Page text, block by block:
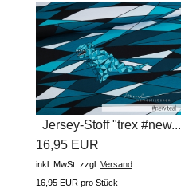
Jersey-Stoff "trex #new...
16,95 EUR
inkl. MwSt. zzgl. Versand
16,95 EUR pro Stück